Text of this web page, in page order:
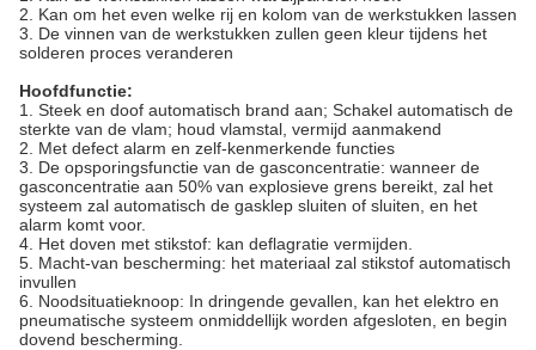
2. Kan om het even welke rij en kolom van de werkstukken lassen
3. De vinnen van de werkstukken zullen geen kleur tijdens het
solderen proces veranderen
Hoofdfunctie:
1. Steek en doof automatisch brand aan; Schakel automatisch de
sterkte van de vlam; houd vlamstal, vermijd aanmakend
2. Met defect alarm en zelf-kenmerkende functies
3. De opsporingsfunctie van de gasconcentratie: wanneer de
gasconcentratie aan 50% van explosieve grens bereikt, zal het
systeem zal automatisch de gasklep sluiten of sluiten, en het
alarm komt voor.
4. Het doven met stikstof: kan deflagratie vermijden.
5. Macht-van bescherming: het materiaal zal stikstof automatisch
invullen
6. Noodsituatieknoop: In dringende gevallen, kan het elektro en
pneumatische systeem onmiddellijk worden afgesloten, en begin
dovend bescherming.